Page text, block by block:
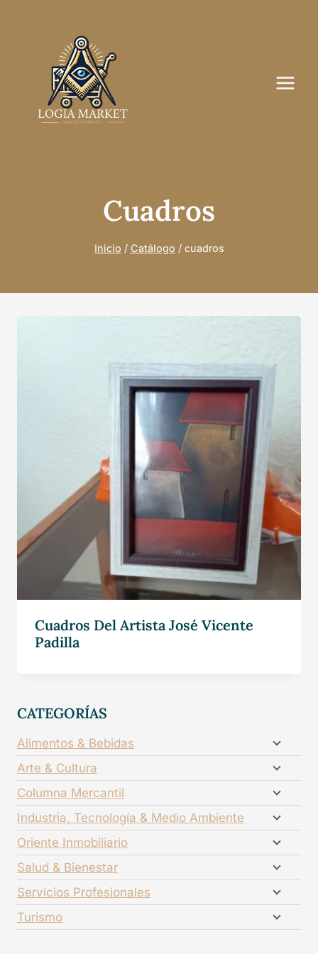
Cuadros
Inicio / Catálogo / cuadros
Cuadros Del Artista José Vicente
Padilla
CATEGORÍAS
Alimentos & Bebidas
Arte & Cultura
Columna Mercantil
Industria, Tecnología & Medio Ambiente
Oriente Inmobiliario
Salud & Bienestar
Servicios Profesionales
Turismo